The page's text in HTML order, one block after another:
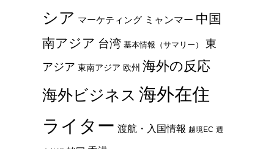
シア マーケティング ミャンマー 中国
南アジア 台湾 基本情報（サマリー）
東
アジア 東南アジア 欧州 海外の反応
海外ビジネス 海外在住
ライター 渡航・入国情報 越境EC 週